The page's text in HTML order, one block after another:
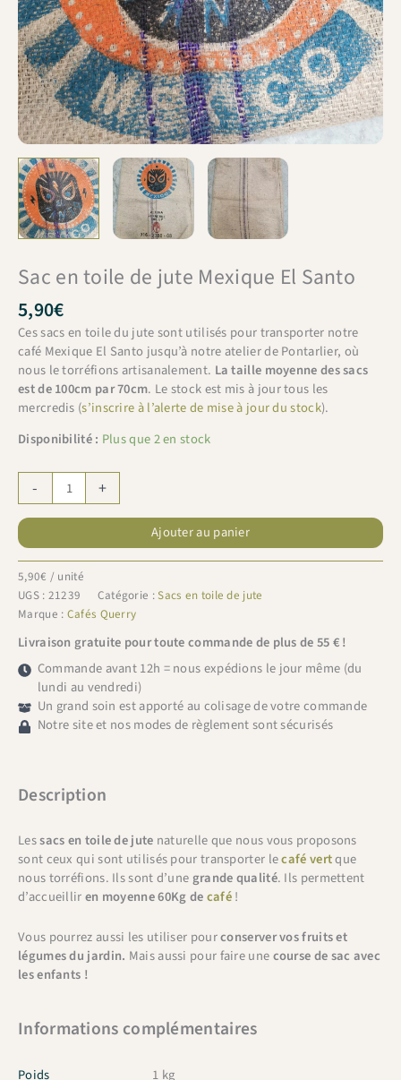
Sac en toile de jute Mexique El Santo
5,90€
Ces sacs en toile du jute sont utilisés pour transporter notre
café Mexique El Santo jusqu’à notre atelier de Pontarlier, où
nous le torréfions artisanalement. La taille moyenne des sacs
est de 100cm par 70cm. Le stock est mis à jour tous les
mercredis (s’inscrire à l’alerte de mise à jour du stock).
Disponibilité : Plus que 2 en stock
-
de
Sac
en
de
jute
Mexique
Santo
+
Ajouter au panier
5,90€ / unité
UGS : 21239 Catégorie :Sacs en toile de jute
Marque : Cafés Querry
Livraison gratuite pour toute commande de plus de 55 € !
Commande avant 12h = nous expédions le jour même (du
lundi au vendredi)
Un grand soin est apporté au colisage de votre commande
Notre site et nos modes de règlement sont sécurisés
Description
Lessacs en toile de jute naturelle que nous vous proposons
sont ceux qui sont utilisés pour transporter lecafé vertque
nous torréfions. Ils sont d’une grande qualité. Ils permettent
d’accueilliren moyenne 60Kg decafé!
Vous pourrez aussi les utiliser pourconserver vos fruits et
légumes du jardin. Mais aussi pour faire unecourse de sac avec
les enfants !
Informations complémentaires
Poids 1 kg